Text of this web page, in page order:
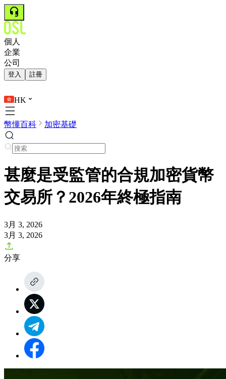
個人
企業
公司
登入 註冊
HK
幣懂百科 加密基礎
甚麼是受監管的合規加密貨幣
交易所？2026年終極指南
3月 3, 2026
3月 3, 2026
分享